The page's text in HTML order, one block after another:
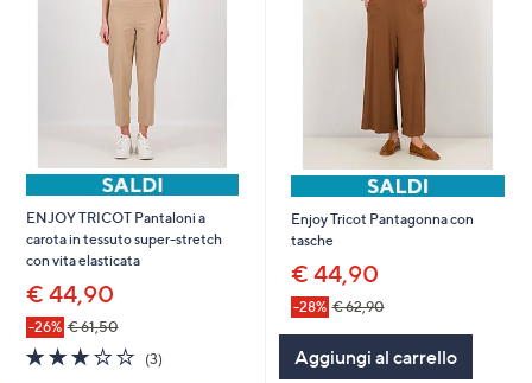
ENJOY TRICOT Pantaloni a
carota in tessuto super-stretch
con vita elasticata
€ 44,90
-26% € 61,50
2.7
of
(3)3
Enjoy Tricot Pantagonna con
tasche
€ 44,90
-28% € 62,90
Aggiungi al carrello